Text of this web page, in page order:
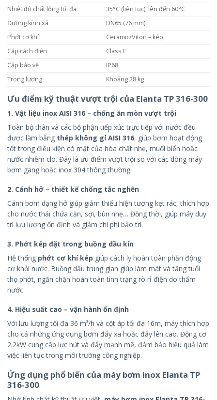
Nhiệt độ chất lỏng tối đa
35°C (liên tục), lên đến 60°C
Đường kính xả
DN65 (76 mm)
Phớt cơ khí
Ceramic/Viton – kép
Cấp cách điện
Class F
Cấp bảo vệ
IP68
Trọng lượng
Khoảng 28 kg
Ưu điểm kỹ thuật vượt trội của Elanta TP 316-300
1. Vật liệu inox AISI 316 – chống ăn mòn vượt trội
Toàn bộ thân và các bộ phận tiếp xúc trực tiếp với nước đều
được làm bằng thép không gỉ AISI 316, giúp bơm hoạt động
tốt trong điều kiện có mặt của hóa chất nhẹ, muối biển hoặc
nước nhiễm clo. Đây là ưu điểm vượt trội so với các dòng máy
bơm gang hoặc inox 304 thông thường.
2. Cánh hở – thiết kế chống tắc nghẽn
Cánh bơm dạng hở giúp giảm thiểu hiện tượng kẹt rác, thích hợp
cho nước thải chứa cặn, sợi, bùn nhẹ… Đồng thời, giúp máy duy
trì lưu lượng ổn định và giảm chi phí bảo trì.
3. Phớt kép đặt trong buồng dầu kín
Hệ thống phớt cơ khí kép giúp cách ly hoàn toàn phần động
cơ khỏi nước. Buồng dầu trung gian giúp làm mát và tăng tuổi
thọ phớt, ngăn chặn hoàn toàn tình trạng rò rỉ điện do thấm
nước.
4. Hiệu suất cao – vận hành ổn định
Với lưu lượng tối đa 36 m³/h và cột áp tối đa 16m, máy thích hợp
cho cả những ứng dụng bơm đẩy xa hoặc đẩy lên cao. Động cơ
2.2kW cung cấp lực hút và đẩy mạnh mẽ, đảm bảo hiệu quả làm
việc liên tục trong môi trường công nghiệp.
Ứng dụng phổ biến của máy bơm inox Elanta TP
316-300